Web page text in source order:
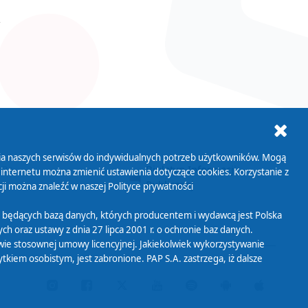
Biuletyn Informacji
Publicznej
naszych serwisów do indywidualnych potrzeb użytkowników. Mogą
można zmienić ustawienia dotyczące cookies. Korzystanie z
można znaleźć w naszej Polityce prywatności
bazą danych, których producentem i wydawcą jest Polska
oraz ustawy z dnia 27 lipca 2001 r. o ochronie baz danych.
stosownej umowy licencyjnej. Jakiekolwiek wykorzystywanie
osobistym, jest zabronione. PAP S.A. zastrzega, iż dalsze